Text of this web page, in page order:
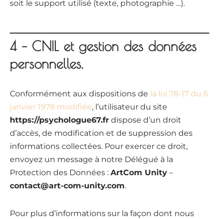
soit le support utilisé (texte, photographie …).
4 – CNIL et gestion des données
personnelles.
Conformément aux dispositions de la loi 78-17 du 6
janvier 1978 modifiée, l’utilisateur du site
https://psychologue67.fr dispose d’un droit
d’accès, de modification et de suppression des
informations collectées. Pour exercer ce droit,
envoyez un message à notre Délégué à la
Protection des Données : ArtCom Unity –
contact@art-com-unity.com.
Pour plus d’informations sur la façon dont nous